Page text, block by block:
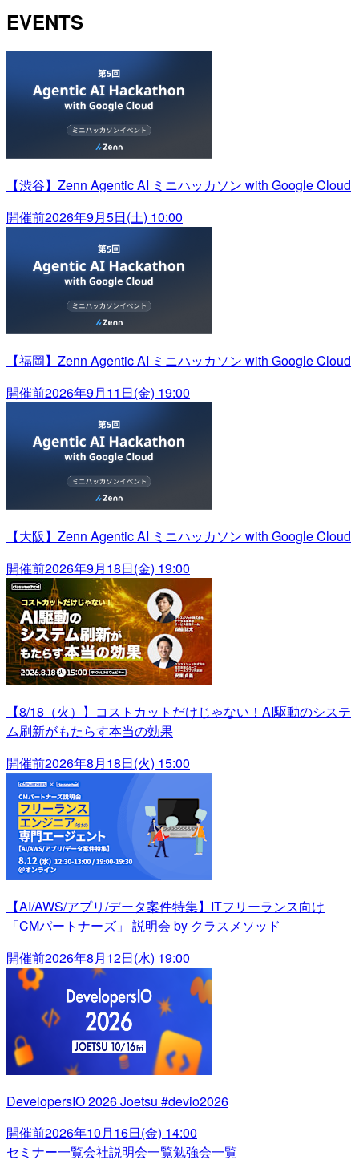
EVENTS
【渋谷】Zenn Agentic AI ミニハッカソン with Google Cloud
開催前2026年9月5日(土) 10:00
【福岡】Zenn Agentic AI ミニハッカソン with Google Cloud
開催前2026年9月11日(金) 19:00
【大阪】Zenn Agentic AI ミニハッカソン with Google Cloud
開催前2026年9月18日(金) 19:00
【8/18（火）】コストカットだけじゃない！AI駆動のシステ
ム刷新がもたらす本当の効果
開催前2026年8月18日(火) 15:00
【AI/AWS/アプリ/データ案件特集】ITフリーランス向け
「CMパートナーズ」 説明会 by クラスメソッド
開催前2026年8月12日(水) 19:00
DevelopersIO 2026 Joetsu #devio2026
開催前2026年10月16日(金) 14:00
セミナー一覧会社説明会一覧勉強会一覧